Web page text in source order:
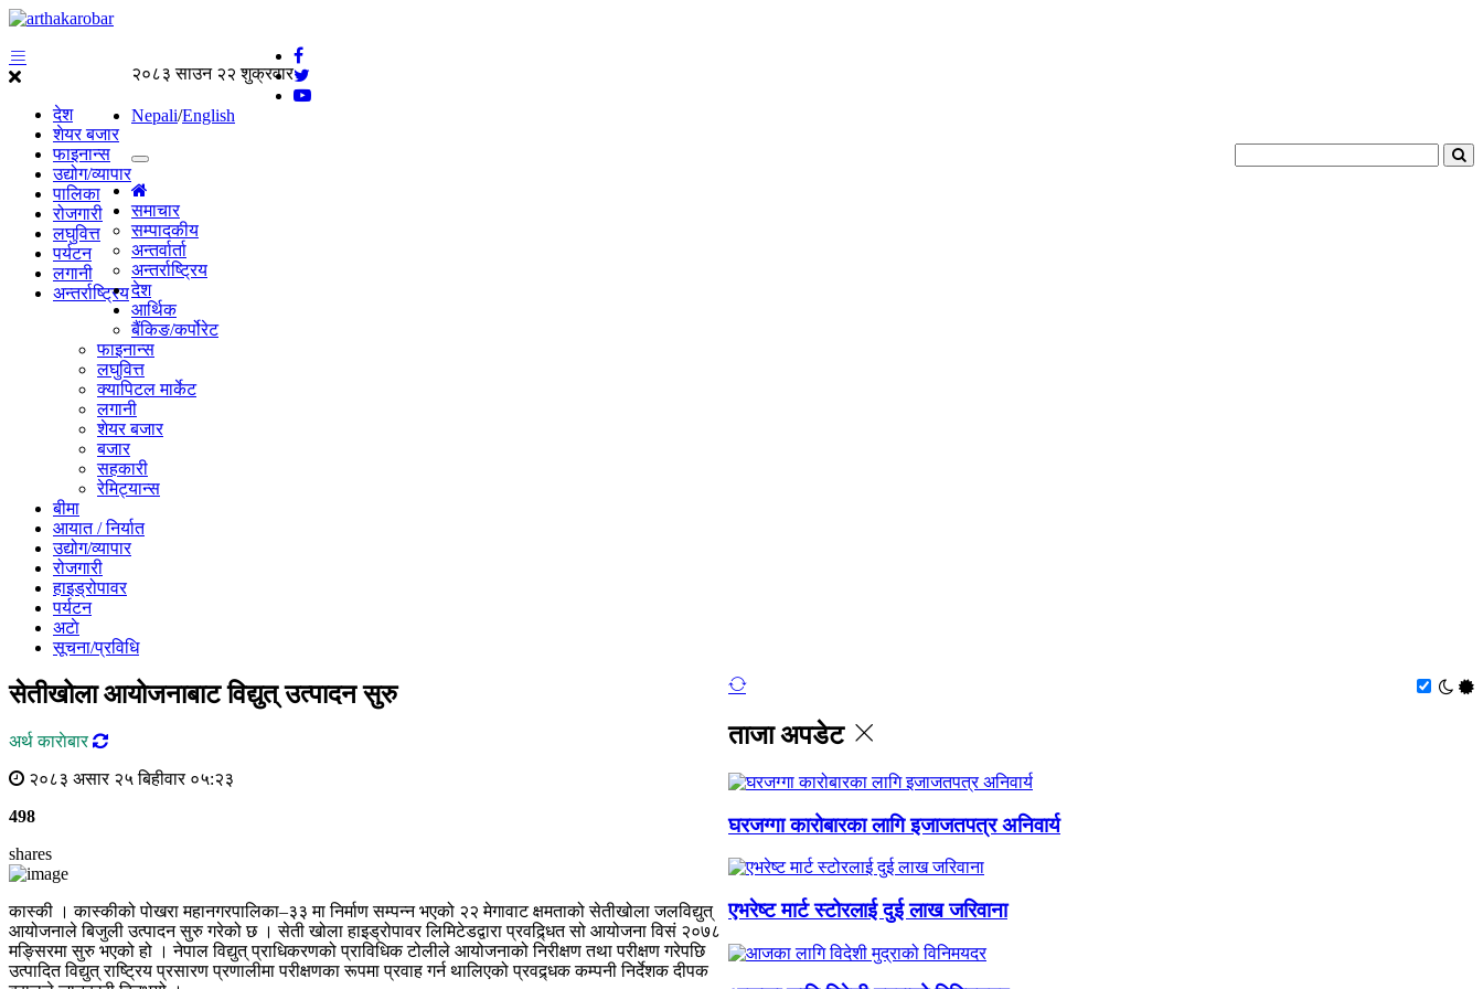
देश
शेयर बजार
फाइनान्स
उद्योग/व्यापार
पालिका
रोजगारी
लघुवित्त
पर्यटन
लगानी
अन्तर्राष्ट्रिय
२०८३ साउन २२ शुक्रवार
Nepali/English
समाचार
सम्पादकीय
अन्तर्वार्ता
अन्तर्राष्ट्रिय
देश
आर्थिक
बैंकिङ/कर्पोरेट
फाइनान्स
लघुवित्त
क्यापिटल मार्केट
लगानी
शेयर बजार
बजार
सहकारी
रेमिट्यान्स
बीमा
आयात / निर्यात
उद्योग/व्यापार
रोजगारी
हाइड्रोपावर
पर्यटन
अटाे
सूचना/प्रविधि
ताजा अपडेट
घरजग्गा कारोबारका लागि इजाजतपत्र अनिवार्य
एभरेष्ट मार्ट स्टोरलाई दुई लाख जरिवाना
सेतीखोला आयोजनाबाट विद्युत् उत्पादन सुरु
अर्थ काराेबार
२०८३ असार २५ बिहीवार ०५:२३
498
shares
कास्की । कास्कीको पोखरा महानगरपालिका–३३ मा निर्माण सम्पन्न भएको २२ मेगावाट क्षमताको सेतीखोला जलविद्युत्
आयोजनाले बिजुली उत्पादन सुरु गरेको छ । सेती खोला हाइड्रोपावर लिमिटेडद्वारा प्रवद्र्धित सो आयोजना विसं २०७८
मङ्सिरमा सुरु भएको हो । नेपाल विद्युत् प्राधिकरणको प्राविधिक टोलीले आयोजनाको निरीक्षण तथा परीक्षण गरेपछि
उत्पादित विद्युत् राष्ट्रिय प्रसारण प्रणालीमा परीक्षणका रूपमा प्रवाह गर्न थालिएको प्रवद्र्धक कम्पनी निर्देशक दीपक